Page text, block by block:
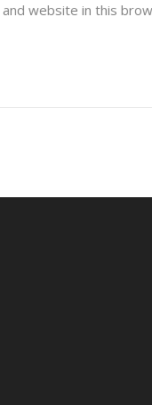
and website in this